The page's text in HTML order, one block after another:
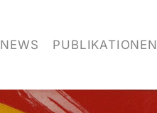
NEWS PUBLIKATIONEN